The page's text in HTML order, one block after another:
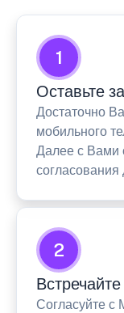
1
Оставьте
Достаточно
мобильного
Далее с Вами
2
Согласуйте с